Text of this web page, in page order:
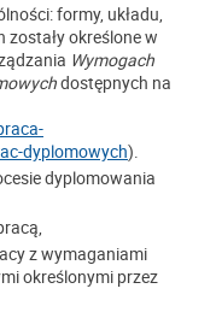
formy, układu,
określone w
Wymogach
dostępnych na
dyplomowych).
dyplomowania
z wymaganiami
określonymi przez